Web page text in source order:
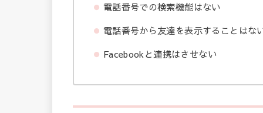
電話番号での検索機能はない
電話番号から友達を表示することはな
Facebookと連携はさせない